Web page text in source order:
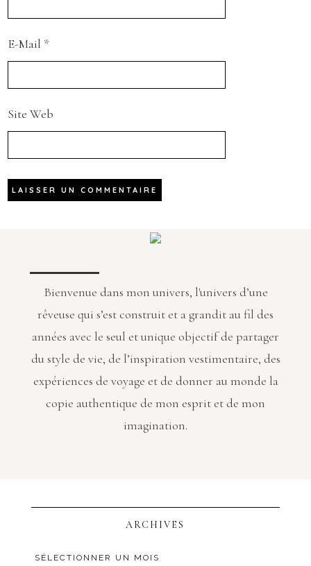
E-Mail *
Site Web
Bienvenue dans mon univers, l'univers d’une
rêveuse qui s’est construit et a grandit au fil des
années avec le seul et unique objectif de partager
du style de vie, de l’inspiration vestimentaire, des
expériences de voyage et de donner au monde la
copie authentique de mon esprit et de mon
imagination.
ARCHIVES